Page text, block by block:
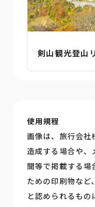
剣山観光登山
使用規程
画像は、旅行会社
造成する場合や、
聞等で掲載する場
ための印刷物など
と認められるも